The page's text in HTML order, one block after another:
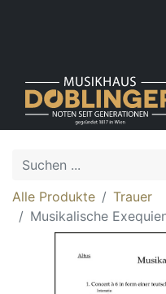
Alle Produkte
Trauer
Musikalische